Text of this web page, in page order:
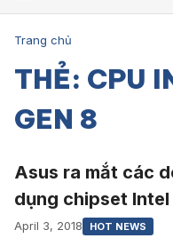
Trang chủ
THẺ: CPU
GEN 8
Asus ra mắt các
dụng chipset Intel
April 3, 2018 HOT NEWS